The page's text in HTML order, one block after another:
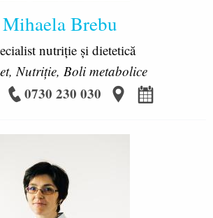
Mihaela Brebu
nutriţie şi dietetică
Nutriție, Boli metabolice
0730 230 030